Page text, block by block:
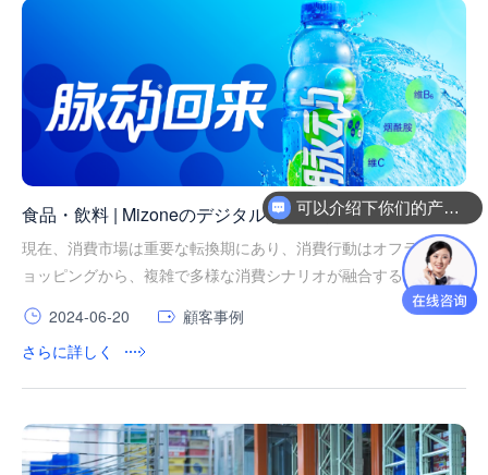
食品・飲料 | Mizoneのデジタルサプライチェーンルール
の背後にあるもの
現在、消費市場は重要な転換期にあり、消費行動はオフラインシ
ョッピングから、複雑で多様な消費シナリオが融合するオムニチ
ャネル環境へと進化しています。食品・飲料業界は、その中でも
最も典型的な業界の一つです。
2024-06-20
顧客事例
さらに詳しく
可以介绍下你们的产品么